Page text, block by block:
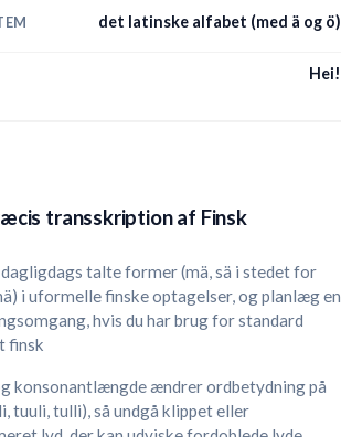
det latinske alfabet (med ä og ö)
Hei!
transskription af Finsk
talte former (mä, sä i stedet for
i uformelle finske optagelser, og planlæg en
hvis du har brug for standard
finsk
konsonantlængde ændrer ordbetydning på
tuuli, tulli), så undgå klippet eller